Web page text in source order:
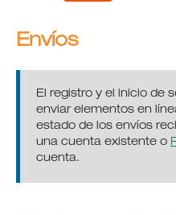
Envíos
El registro y el inicio de
enviar elementos en
estado de los envíos
una cuenta existente o
cuenta.